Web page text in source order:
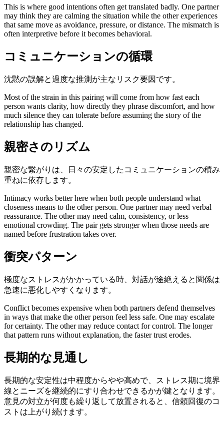
This is where good intentions often get translated badly. One partner
may think they are calming the situation while the other experiences
that same move as avoidance, pressure, or distance. The mismatch is
often interpretive before it becomes behavioral.
コミュニケーションの循環
沈黙の誤解と過度な推測が主なリスク要因です。
Most of the strain in this pairing will come from how fast each
person wants clarity, how directly they phrase discomfort, and how
much silence they can tolerate before assuming the story of the
relationship has changed.
親密さのリズム
親密な繋がりは、日々の安定したコミュニケーションの積み
重ねに依存します。
Intimacy works better here when both people understand what
closeness means to the other person. One partner may need verbal
reassurance. The other may need calm, consistency, or less
emotional crowding. The pair gets stronger when those needs are
named before frustration takes over.
衝突パターン
極度なストレスがかかっている時、対話が途絶えると関係は
急速に悪化しやすくなります。
Conflict becomes expensive when both partners defend themselves
in ways that make the other person feel less safe. One may escalate
for certainty. The other may reduce contact for control. The longer
that pattern runs without explanation, the faster trust erodes.
長期的な見通し
長期的な安定性は中程度からやや高めで、ストレス期に境界
線とニーズを継続的にすり合わせできるかが鍵となります。
意見の対立が何度も繰り返して放置されると、信頼回復のコ
ストは上がり続けます。